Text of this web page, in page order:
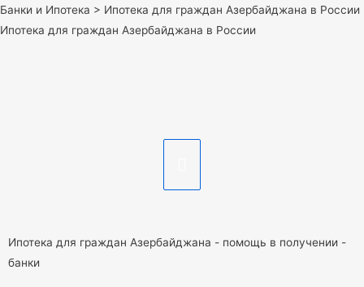
Банки и Ипотека > Ипотека для граждан Азербайджана в России
Ипотека для граждан Азербайджана в России
Ипотека для граждан Азербайджана - помощь в получении -
банки